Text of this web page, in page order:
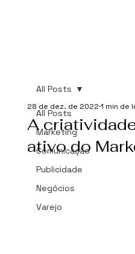
All Posts
Marketing
Comunicação
Publicidade
Negócios
Varejo
All Posts
A
ativo do
28 de dez. de 2022 1 min de